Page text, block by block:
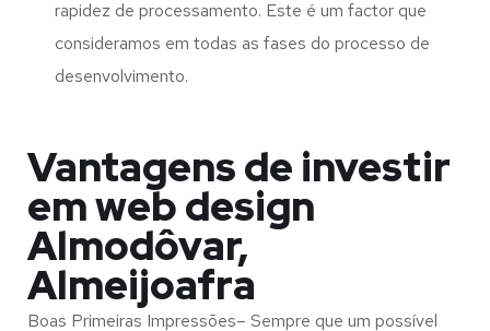
rapidez de processamento. Este é um factor que
consideramos em todas as fases do processo de
desenvolvimento.
Vantagens de investir
em web design
Almodôvar,
Almeijoafra
Boas Primeiras Impressões– Sempre que um possível